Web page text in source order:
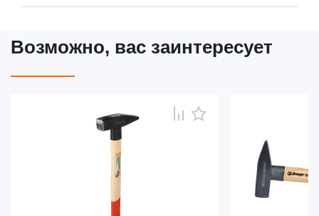
Возможно, вас заинтересует